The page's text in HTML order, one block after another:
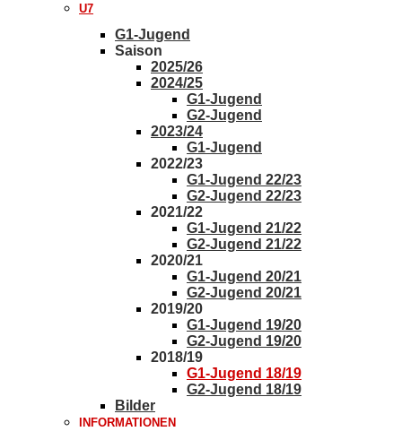
U7
G1-Jugend
Saison
2025/26
2024/25
G1-Jugend
G2-Jugend
2023/24
G1-Jugend
2022/23
G1-Jugend 22/23
G2-Jugend 22/23
2021/22
G1-Jugend 21/22
G2-Jugend 21/22
2020/21
G1-Jugend 20/21
G2-Jugend 20/21
2019/20
G1-Jugend 19/20
G2-Jugend 19/20
2018/19
G1-Jugend 18/19
G2-Jugend 18/19
Bilder
INFORMATIONEN